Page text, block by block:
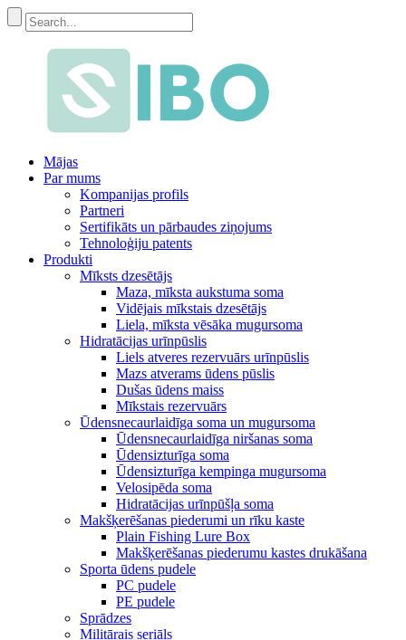
Mājas
Par mums
Kompanijas profils
Partneri
Sertifikāts un pārbaudes ziņojums
Tehnoloģiju patents
Produkti
Mīksts dzesētājs
Maza, mīksta aukstuma soma
Vidējais mīkstais dzesētājs
Liela, mīksta vēsāka mugursoma
Hidratācijas urīnpūslis
Liels atveres rezervuārs urīnpūslis
Mazs atverams ūdens pūslis
Dušas ūdens maiss
Mīkstais rezervuārs
Ūdensnecaurlaidīga soma un mugursoma
Ūdensnecaurlaidīga niršanas soma
Ūdensizturīga soma
Ūdensizturīga kempinga mugursoma
Velosipēda soma
Hidratācijas urīnpūšļa soma
Makšķerēšanas piederumi un rīku kaste
Plain Fishing Lure Box
Makšķerēšanas piederumu kastes drukāšana
Sporta ūdens pudele
PC pudele
PE pudele
Sprādzes
Militārais seriāls